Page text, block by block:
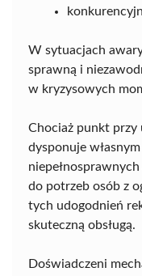
W sytuacjach
sprawną i
w kryzysowych
Chociaż punkt przy
dysponuje
do potrzeb osób z
tych udogodnień
skuteczną obsługą.
Doświadczeni